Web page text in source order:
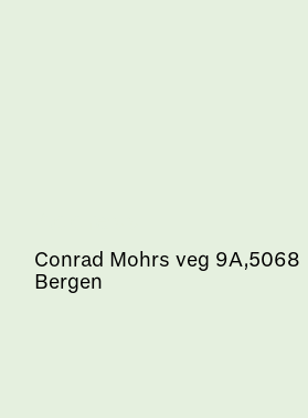
Conrad Mohrs veg 9A,5068
Bergen